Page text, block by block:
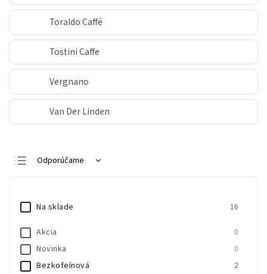
Toraldo Caffé
Tostini Caffe
Vergnano
Van Der Linden
Odporúčame
Abecedne
Na sklade 16
Akcia 0
Novinka 0
Bezkofeínová 2